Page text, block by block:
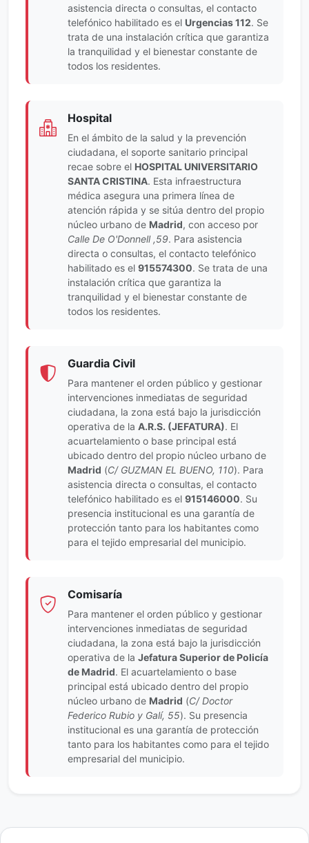
asistencia directa o consultas, el contacto
telefónico habilitado es el Urgencias 112. Se
trata de una instalación crítica que garantiza
la tranquilidad y el bienestar constante de
todos los residentes.
Hospital
En el ámbito de la salud y la prevención
ciudadana, el soporte sanitario principal
recae sobre el HOSPITAL UNIVERSITARIO
SANTA CRISTINA. Esta infraestructura
médica asegura una primera línea de
atención rápida y se sitúa dentro del propio
núcleo urbano de Madrid, con acceso por
Calle De O'Donnell ,59. Para asistencia
directa o consultas, el contacto telefónico
habilitado es el 915574300. Se trata de una
instalación crítica que garantiza la
tranquilidad y el bienestar constante de
todos los residentes.
Guardia Civil
Para mantener el orden público y gestionar
intervenciones inmediatas de seguridad
ciudadana, la zona está bajo la jurisdicción
operativa de la A.R.S. (JEFATURA). El
acuartelamiento o base principal está
ubicado dentro del propio núcleo urbano de
Madrid (C/ GUZMAN EL BUENO, 110). Para
asistencia directa o consultas, el contacto
telefónico habilitado es el 915146000. Su
presencia institucional es una garantía de
protección tanto para los habitantes como
para el tejido empresarial del municipio.
Comisaría
Para mantener el orden público y gestionar
intervenciones inmediatas de seguridad
ciudadana, la zona está bajo la jurisdicción
operativa de la Jefatura Superior de Policía
de Madrid. El acuartelamiento o base
principal está ubicado dentro del propio
núcleo urbano de Madrid (C/ Doctor
Federico Rubio y Galí, 55). Su presencia
institucional es una garantía de protección
tanto para los habitantes como para el tejido
empresarial del municipio.